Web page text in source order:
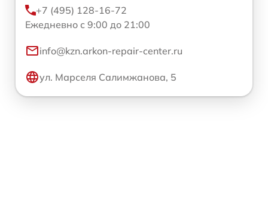
+7 (495) 128-16-72
Ежедневно с 9:00 до 21:00
info@kzn.arkon-repair-center.ru
ул. Марселя Салимжанова, 5